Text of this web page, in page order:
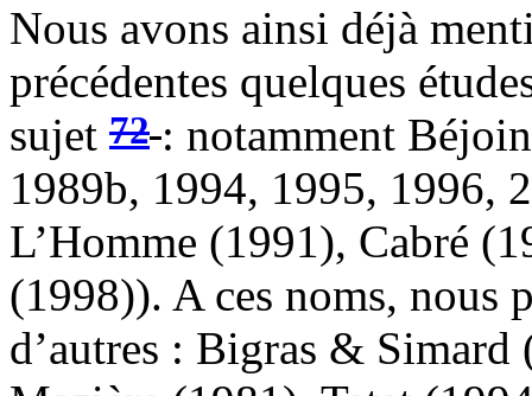
Nous avons ainsi déjà
précédentes quelques
sujet 72 : notamment
1989b, 1994, 1995, 1996,
L’Homme (1991), Cabré
(1998)). A ces noms, nous
d’autres : Bigras &